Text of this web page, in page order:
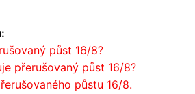
půst 16/8?
přerušovaný půst 16/8?
půstu 16/8.